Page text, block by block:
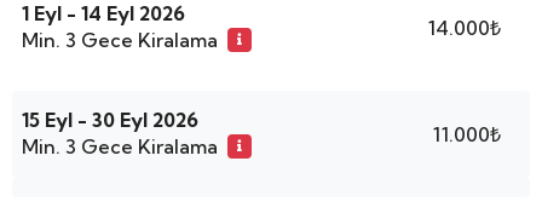
1 Eyl - 14 Eyl 2026
Min. 3 Gece Kiralama
14.000₺
15 Eyl - 30 Eyl 2026
Min. 3 Gece Kiralama
11.000₺